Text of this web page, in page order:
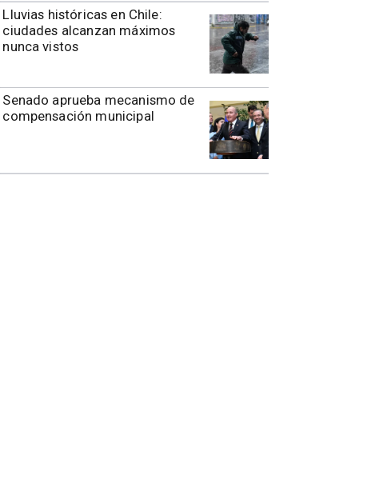
Lluvias históricas en Chile:
ciudades alcanzan máximos
nunca vistos
Senado aprueba mecanismo de
compensación municipal